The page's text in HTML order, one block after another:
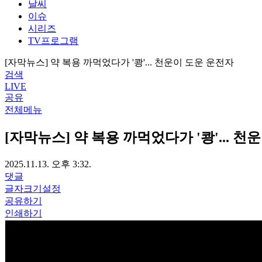
날씨
이슈
시리즈
TV프로그램
[자막뉴스] 약 복용 까먹었다가 '쾅'... 천운이 도운 운전자
검색
LIVE
공유
전체메뉴
[자막뉴스] 약 복용 까먹었다가 '쾅'... 천
2025.11.13. 오후 3:32.
댓글
글자크기설정
공유하기
인쇄하기